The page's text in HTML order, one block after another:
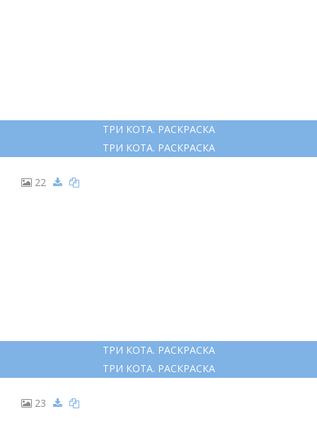
ТРИ КОТА. РАСКРАСКА
ТРИ КОТА. РАСКРАСКА
22
ТРИ КОТА. РАСКРАСКА
ТРИ КОТА. РАСКРАСКА
23